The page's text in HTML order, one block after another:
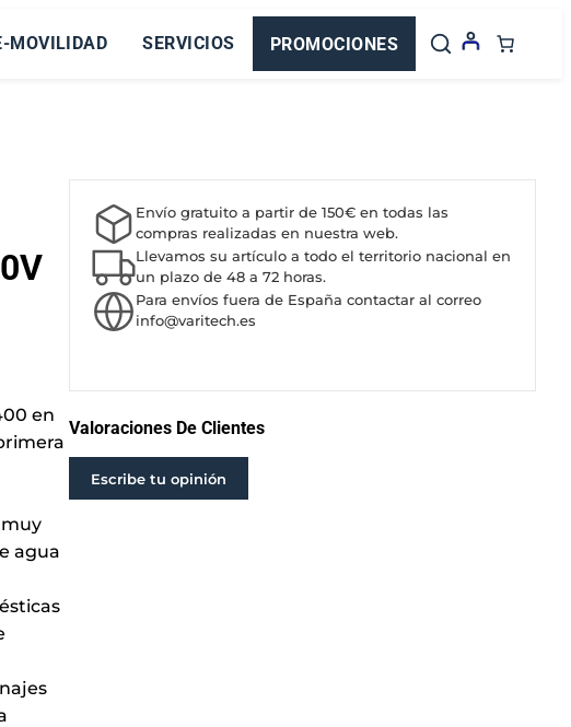
MOVILIDAD SERVICIOS PROMOCIONES
en
agua
Envío gratuito a partir de 150€ en todas las
compras realizadas en nuestra web.
Llevamos su artículo a todo el territorio nacional en
un plazo de 48 a 72 horas.
Para envíos fuera de España contactar al correo
info@varitech.es
Valoraciones De Clientes
Escribe tu opinión